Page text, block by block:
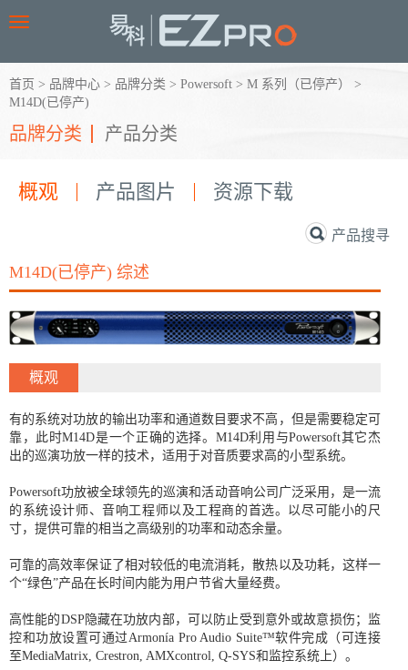
Toggle
首页 > 品牌中心 > 品牌分类 > Powersoft > M 系列（已停产）
>
M14D(已停产)
品牌分类 产品分类
概观 产品图片 资源下载
产品搜寻
M14D(已停产) 综述
概观
有的系统对功放的输出功率和通道数目要求不高，但是需要稳定可
靠，此时M14D是一个正确的选择。M14D利用与Powersoft其它杰
出的巡演功放一样的技术，适用于对音质要求高的小型系统。
Powersoft功放被全球领先的巡演和活动音响公司广泛采用，是一流
的系统设计师、音响工程师以及工程商的首选。以尽可能小的尺
寸，提供可靠的相当之高级别的功率和动态余量。
可靠的高效率保证了相对较低的电流消耗，散热以及功耗，这样一
个“绿色”产品在长时间内能为用户节省大量经费。
高性能的DSP隐藏在功放内部，可以防止受到意外或故意损伤；监
控和功放设置可通过Armonía Pro Audio Suite™软件完成（可连接
至MediaMatrix, Crestron, AMXcontrol, Q-SYS和监控系统上）。